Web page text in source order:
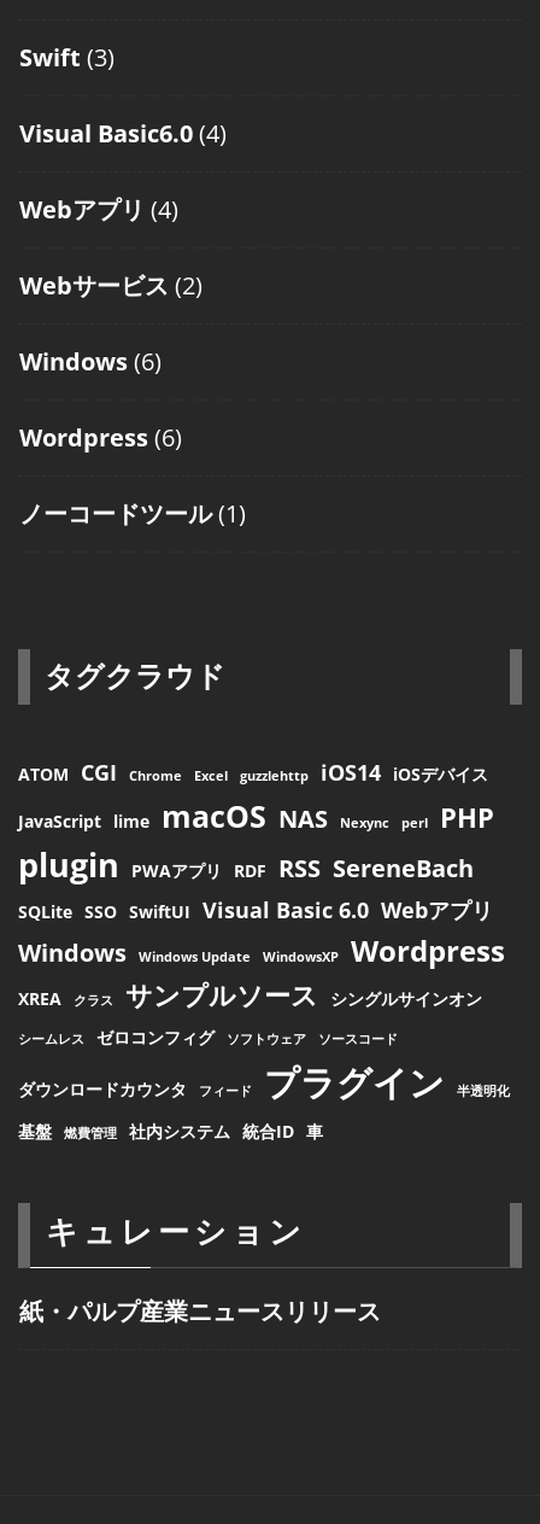
Swift (3)
Visual Basic6.0(4)
Webアプリ (4)
Webサービス (2)
Windows(6)
Wordpress(6)
ノーコードツール(1)
タグクラウド
ATOM CGI Chrome Excel guzzlehttp iOS14 iOSデバイス
JavaScript lime macOS NAS Nexync perl PHP
plugin PWAアプリ RDF RSS SereneBach
SQLite SSO SwiftUI Visual Basic 6.0 Webアプリ
Windows Windows Update WindowsXP Wordpress
XREA クラス サンプルソース シングルサインオン
シームレス ゼロコンフィグ ソフトウェア ソースコード
ダウンロードカウンタ フィード プラグイン 半透明化
基盤 燃費管理 社内システム 統合ID 車
キュレーション
紙・パルプ産業ニュースリリース